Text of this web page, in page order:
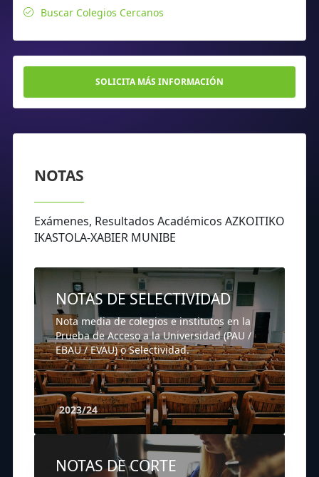
Buscar Colegios Cercanos
SOLICITA MÁS INFORMACIÓN
NOTAS
Exámenes, Resultados Académicos AZKOITIKO
IKASTOLA-XABIER MUNIBE
NOTAS DE SELECTIVIDAD
Nota media de colegios e institutos en la
Prueba de Acceso a la Universidad (PAU /
EBAU / EVAU) o Selectividad.
2023/24
NOTAS DE CORTE